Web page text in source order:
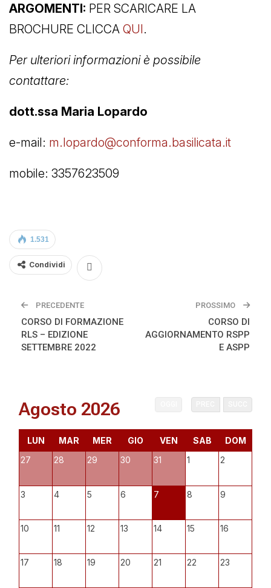
ARGOMENTI: PER SCARICARE LA
BROCHURE CLICCA QUI.
Per ulteriori informazioni è possibile
contattare:
dott.ssa Maria Lopardo
e-mail: m.lopardo@conforma.basilicata.it
mobile: 3357623509
1.531
Condividi
PRECEDENTE
CORSO DI FORMAZIONE
RLS – EDIZIONE
SETTEMBRE 2022
PROSSIMO
CORSO DI
AGGIORNAMENTO RSPP
E ASPP
Agosto 2026
LUN MAR MER GIO VEN SAB
DOM
27
28 29 30 31 1 2
3 4 5 6 7 8 9
10 11 12 13 14 15 16
17 18 19 20 21 22 23